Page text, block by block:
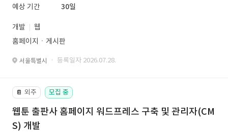
예상 기간
30일
개발
웹
홈페이지ㆍ게시판
서울특별시 · 등록일자 2026.07.28.
📔 외주 모집 중
웹툰 출판사 홈페이지 워드프레스 구축 및 관리자(CM
S) 개발